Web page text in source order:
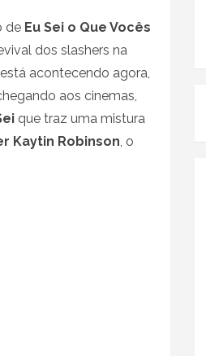
de Eu Sei o Que Vocês
dos slashers na
acontecendo agora,
aos cinemas,
que traz uma mistura
Kaytin Robinson , o